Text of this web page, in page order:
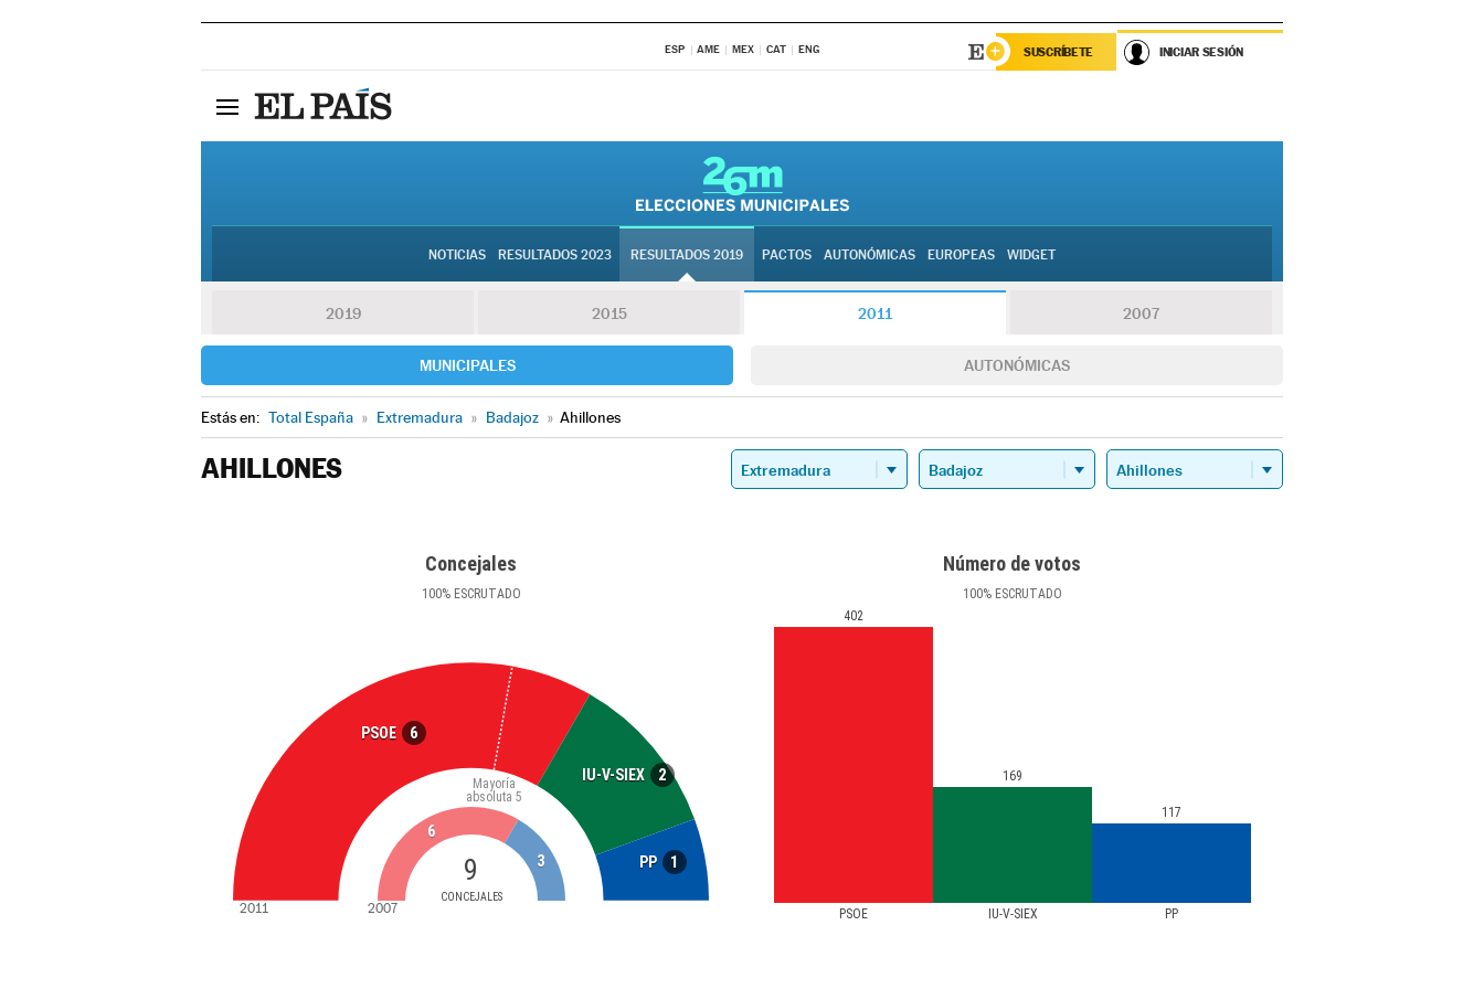
ESP AME MEX CAT ENG SUSCRÍBETE INICIAR SESIÓN
NOTICIAS RESULTADOS 2023 RESULTADOS 2019 PACTOS AUTONÓMICAS EUROPEAS WIDGET
2019 2015 2011 2007
MUNICIPALES AUTONÓMICAS
Estás en: Total España » Extremadura » Badajoz » Ahillones
AHILLONES
Concejales
100%ESCRUTADO
PSOE 6
IU-V-SIEX 2
PP 1
9
CONCEJALES
Mayoría
absoluta 5
6
3
2011 2007
Número de votos
100%ESCRUTADO
PSOE IU-V-SIEX PP
402
169
117